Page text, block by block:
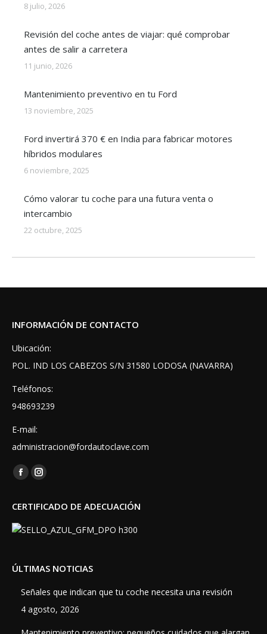
8 julio, 2026
Revisión del coche antes de viajar: qué comprobar
antes de salir a carretera
11 junio, 2026
Mantenimiento preventivo en tu Ford
13 noviembre, 2025
Ford invertirá 370 € en India para fabricar motores
híbridos modulares
6 noviembre, 2025
Cómo valorar tu coche para una futura venta o
intercambio
22 octubre, 2025
INFORMACIÓN DE CONTACTO
Ubicación:
POL. IND LOS CABEZOS S/N 31580 LODOSA (NAVARRA)
Teléfonos:
948693239
E-mail:
administracion@fordautoclave.com
Encuéntranos en:
Facebook
opens
in
Instagram
opens
in
CERTIFICADO DE ADECUACIÓN
ÚLTIMAS NOTICIAS
Señales que indican que tu coche necesita una revisión
4 agosto, 2026